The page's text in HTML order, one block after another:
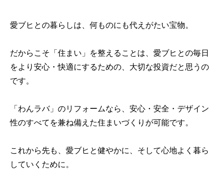
愛ブヒとの暮らしは、何ものにも代えがたい宝物。
だからこそ「住まい」を整えることは、愛ブヒとの毎日
をより安心・快適にするための、大切な投資だと思うの
です。
「わんラバ」のリフォームなら、安心・安全・デザイン
性のすべてを兼ね備えた住まいづくりが可能です。
これから先も、愛ブヒと健やかに、そして心地よく暮ら
していくために。